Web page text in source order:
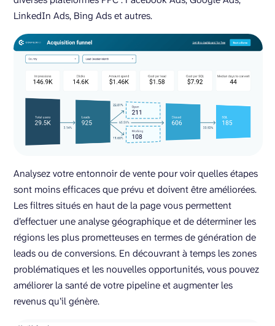
LinkedIn Ads, Bing Ads et autres.
Analysez votre entonnoir de vente pour voir quelles étapes
sont moins efficaces que prévu et doivent être améliorées.
Les filtres situés en haut de la page vous permettent
d’effectuer une analyse géographique et de déterminer les
régions les plus prometteuses en termes de génération de
leads ou de conversions. En découvrant à temps les zones
problématiques et les nouvelles opportunités, vous pouvez
améliorer la santé de votre pipeline et augmenter les
revenus qu’il génère.